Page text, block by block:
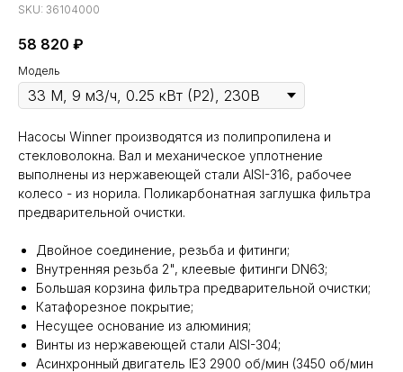
SKU: 36104000
58 820 ₽
Модель
Насосы Winner производятся из полипропилена и
стекловолокна. Вал и механическое уплотнение
выполнены из нержавеющей стали AISI-316, рабочее
колесо - из норила. Поликарбонатная заглушка фильтра
предварительной очистки.
Двойное соединение, резьба и фитинги;
Внутренняя резьба 2", клеевые фитинги DN63;
Большая корзина фильтра предварительной очистки;
Катафорезное покрытие;
Несущее основание из алюминия;
Винты из нержавеющей стали AISI-304;
Асинхронный двигатель IE3 2900 об/мин (3450 об/мин